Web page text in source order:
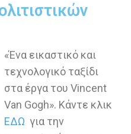
«Ένα εικαστικό και
τεχνολογικό ταξίδι
στα έργα του Vincent
Van Gogh». Κάντε κλικ
ΕΔΩ για την